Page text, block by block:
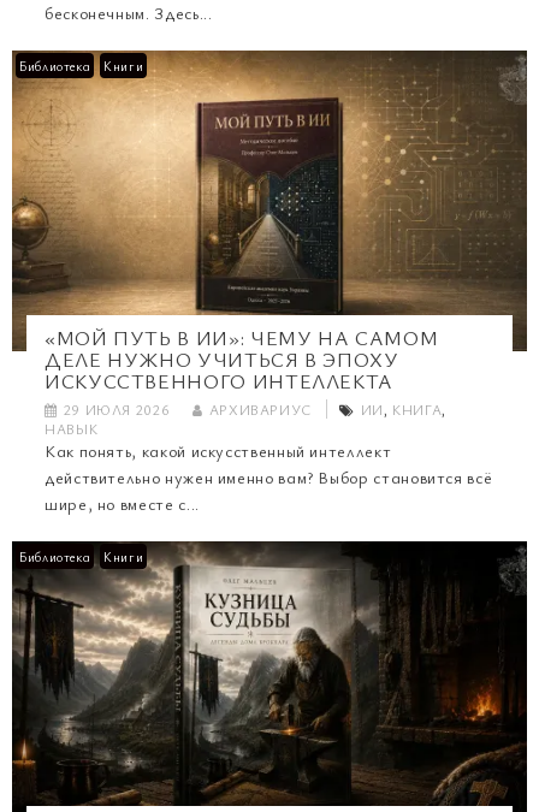
бесконечным. Здесь...
Библиотека Книги
«МОЙ ПУТЬ В ИИ»: ЧЕМУ НА САМОМ
ДЕЛЕ НУЖНО УЧИТЬСЯ В ЭПОХУ
ИСКУССТВЕННОГО ИНТЕЛЛЕКТА
29 ИЮЛЯ 2026 АРХИВАРИУС ИИ, КНИГА,
НАВЫК
Как понять, какой искусственный интеллект
действительно нужен именно вам? Выбор становится всё
шире, но вместе с...
Библиотека Книги